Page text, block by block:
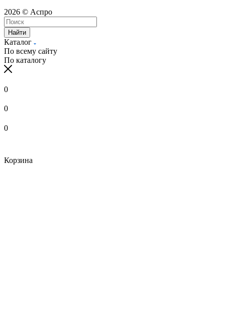
2026 © Аспро
Найти
Каталог
По всему сайту
По каталогу
0
0
0
Корзина